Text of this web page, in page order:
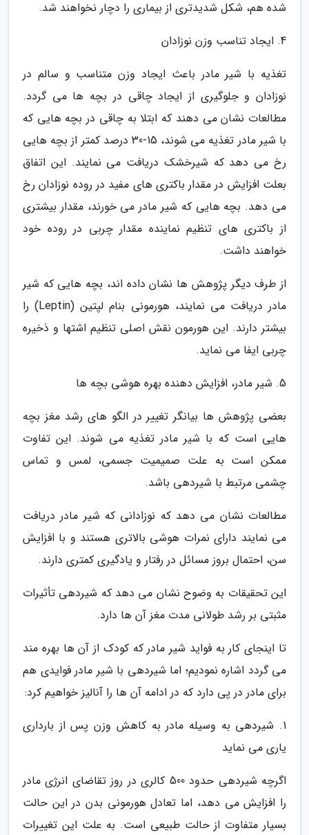
شده هم، شکل شدیدتری از بیماری را دچار نخواهند شد.
4. ایجاد تناسب وزن نوزادان
تغذیه با شیر مادر باعث ایجاد وزن متناسب و سالم در
نوزادان و جلوگیری از ایجاد چاقی در بچه ها می گردد.
مطالعات نشان می دهند که ابتلا به چاقی در بچه هایی که
با شیر مادر تغذیه می شوند، 15-30 درصد کمتر از بچه هایی
رخ می دهد که شیرخشک دریافت می نمایند. این اتفاق
بعلت افزایش در مقدار باکتری های مفید در روده نوزادان رخ
می دهد. بچه هایی که شیر مادر می خورند، مقدار بیشتری
از باکتری های تنظیم نماینده مقدار چربی در روده خود
خواهند داشت.
از طرف دیگر پژوهش ها نشان داده اند، بچه هایی که شیر
مادر دریافت می نمایند، هورمونی بنام لپتین (Leptin) را
بیشتر دارند. این هورمون نقش اصلی تنظیم اشتها و ذخیره
چربی ایفا می نماید.
5. شیر مادر، افزایش دهنده بهره هوشی بچه ها
بعضی پژوهش ها بیانگر تغییر در الگو های رشد مغز بچه
هایی است که با شیر مادر تغذیه می شوند. این تفاوت
ممکن است به علت صمیمیت جسمی، لمس و تماس
چشمی مرتبط با شیردهی باشد.
مطالعات نشان می دهد که نوزادانی که شیر مادر دریافت
می نمایند دارای نمرات هوشی بالاتری هستند و با افزایش
سن، احتمال بروز مسائل در رفتار و یادگیری کمتری دارند.
این تحقیقات به وضوح نشان می دهد که شیردهی تأثیرات
مثبتی بر رشد طولانی مدت مغز آن ها دارد.
تا اینجای کار به فواید شیر مادر که کودک از آن ها بهره مند
می گردد اشاره نمودیم؛ اما شیردهی با شیر مادر فوایدی هم
برای مادر در پی دارد که در ادامه آن ها را آنالیز خواهیم کرد:
1. شیردهی به وسیله مادر به کاهش وزن پس از بارداری
یاری می نماید
اگرچه شیردهی حدود 500 کالری در روز تقاضای انرژی مادر
را افزایش می دهد، اما تعادل هورمونی بدن در این حالت
بسیار متفاوت از حالت طبیعی است. به علت این تغییرات